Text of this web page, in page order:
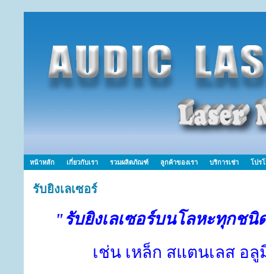
หน้าหลัก เกี่ยวกับเรา รวมผลิตภัณฑ์ ลูกค้าของเรา บริการเช่า โปร
รับยิงเลเซอร์
"รับยิงเลเซอร์บนโลหะทุกชนิ
เช่น เหล็ก สแตนเลส อ